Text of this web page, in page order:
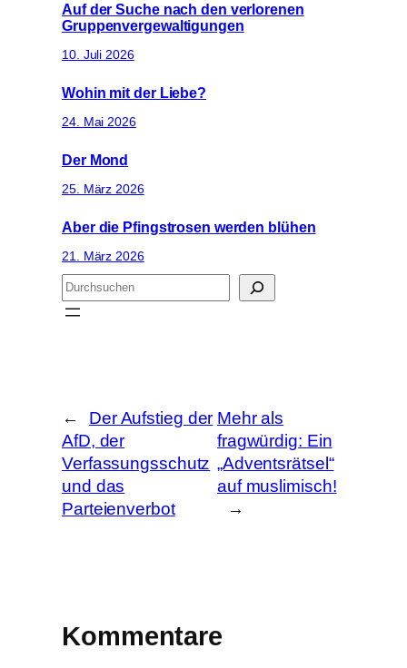
Auf der Suche nach den verlorenen
Gruppenvergewaltigungen
10. Juli 2026
Wohin mit der Liebe?
24. Mai 2026
Der Mond
25. März 2026
Aber die Pfingstrosen werden blühen
21. März 2026
S
u
←
Der Aufstieg der
AfD, der
Verfassungsschutz
und das
Parteienverbot
Mehr als
fragwürdig: Ein
„Adventsrätsel“
auf muslimisch!
→
Kommentare